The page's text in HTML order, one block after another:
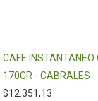
CAFE
170GR - CABRALES
$12.351,13